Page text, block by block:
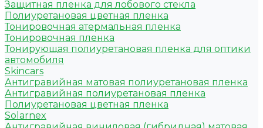
Защитная пленка для лобового стекла
Полиуретановая цветная пленка
Тонировочная атермальная пленка
Тонировочная пленка
Тонирующая полиуретановая пленка для оптики
автомобиля
Skincars
Антигравийная матовая полиуретановая пленка
Антигравийная полиуретановая пленка
Полиуретановая цветная пленка
Solarnex